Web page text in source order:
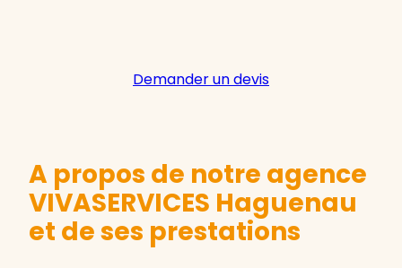
Demander un devis
A propos de notre agence
VIVASERVICES Haguenau
et de ses prestations